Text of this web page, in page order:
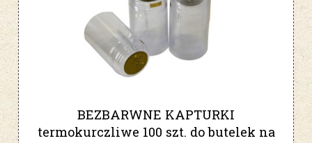
BEZBARWNE KAPTURKI
termokurczliwe 100 szt. do butelek na